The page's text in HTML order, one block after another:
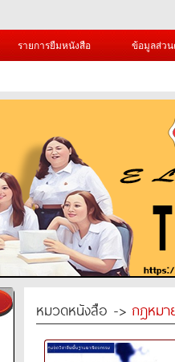
รายการยืมหนังสือ ข้อมูลส่ว
หมวดหนังสือ -> กฎหมา